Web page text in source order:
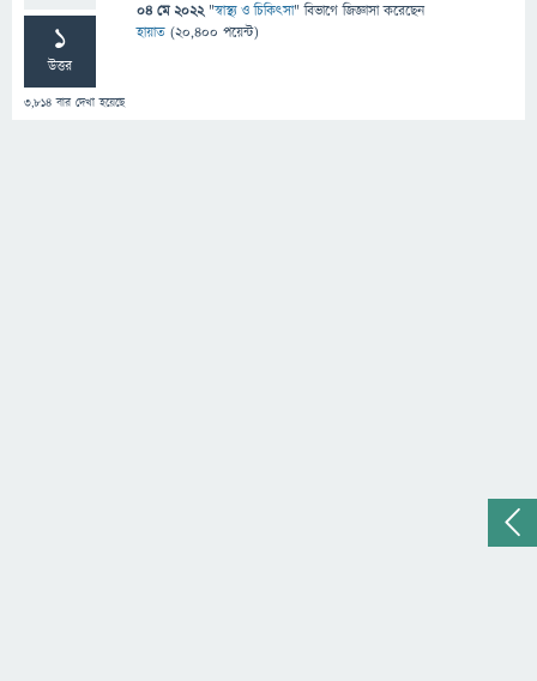
1
উত্তর
3,814 বার দেখা হয়েছে
04 মে 2022 "স্বাস্থ্য ও চিকিৎসা" বিভাগে জিজ্ঞাসাকরেছেন
হায়াত (20,400 পয়েন্ট)